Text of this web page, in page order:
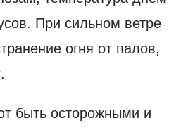
При сильном ветре
огня от палов,
быть осторожными и